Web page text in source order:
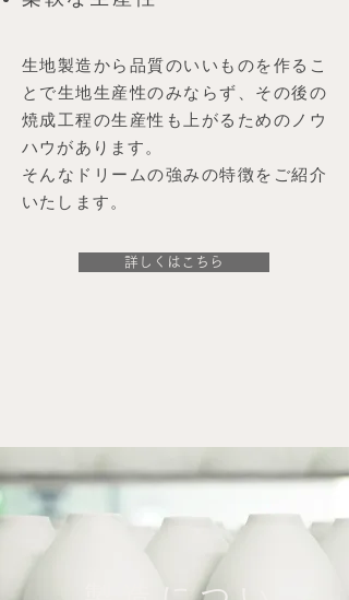
生地製造から品質のいいものを作るこ
とで生地生産性のみならず、その後の
焼成工程の生産性も上がるためのノウ
ハウがあります。
そんなドリームの強みの特徴をご紹介
いたします。
詳しくはこちら